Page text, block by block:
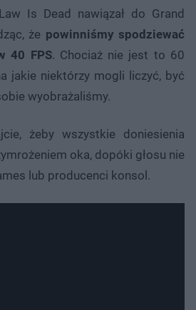
Is Dead nawiązał do Grand
że powinniśmy spodziewać
40 FPS. Chociaż nie jest to 60
jakie niektórzy mogli liczyć, być
wyobrażaliśmy.
żeby wszystkie doniesienia
oka, dopóki głosu nie
lub producenci konsol.